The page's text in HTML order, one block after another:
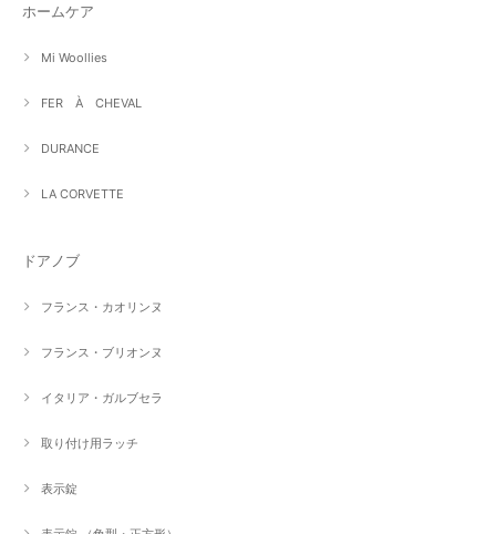
ホームケア
Mi Woollies
FER À CHEVAL
DURANCE
LA CORVETTE
ドアノブ
フランス・カオリンヌ
フランス・ブリオンヌ
イタリア・ガルブセラ
取り付け用ラッチ
表示錠